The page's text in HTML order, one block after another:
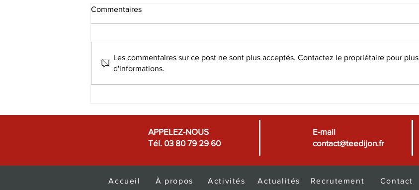
Index égalité Femmes-
Noël 2023 à Dijon : T.E.E.
Commentaires
Les commentaires sur ce post ne sont plus acceptés. Contactez le propriétaire pour plus
d'informations.
APPELEZ-NOUS
Tél. 03 80 79 29 60
E-mail
contact@teedijon.fr
Accueil À propos Activités Actualités Recrutement Contact